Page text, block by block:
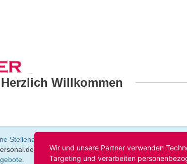
Herzlich Willkommen
Stellenangebot ist bereits ausgelaufen. Alternative
stellenangebote. Oder Sie bewerben sich
Wir und unsere Partner verwenden
Targeting und verarbeiten